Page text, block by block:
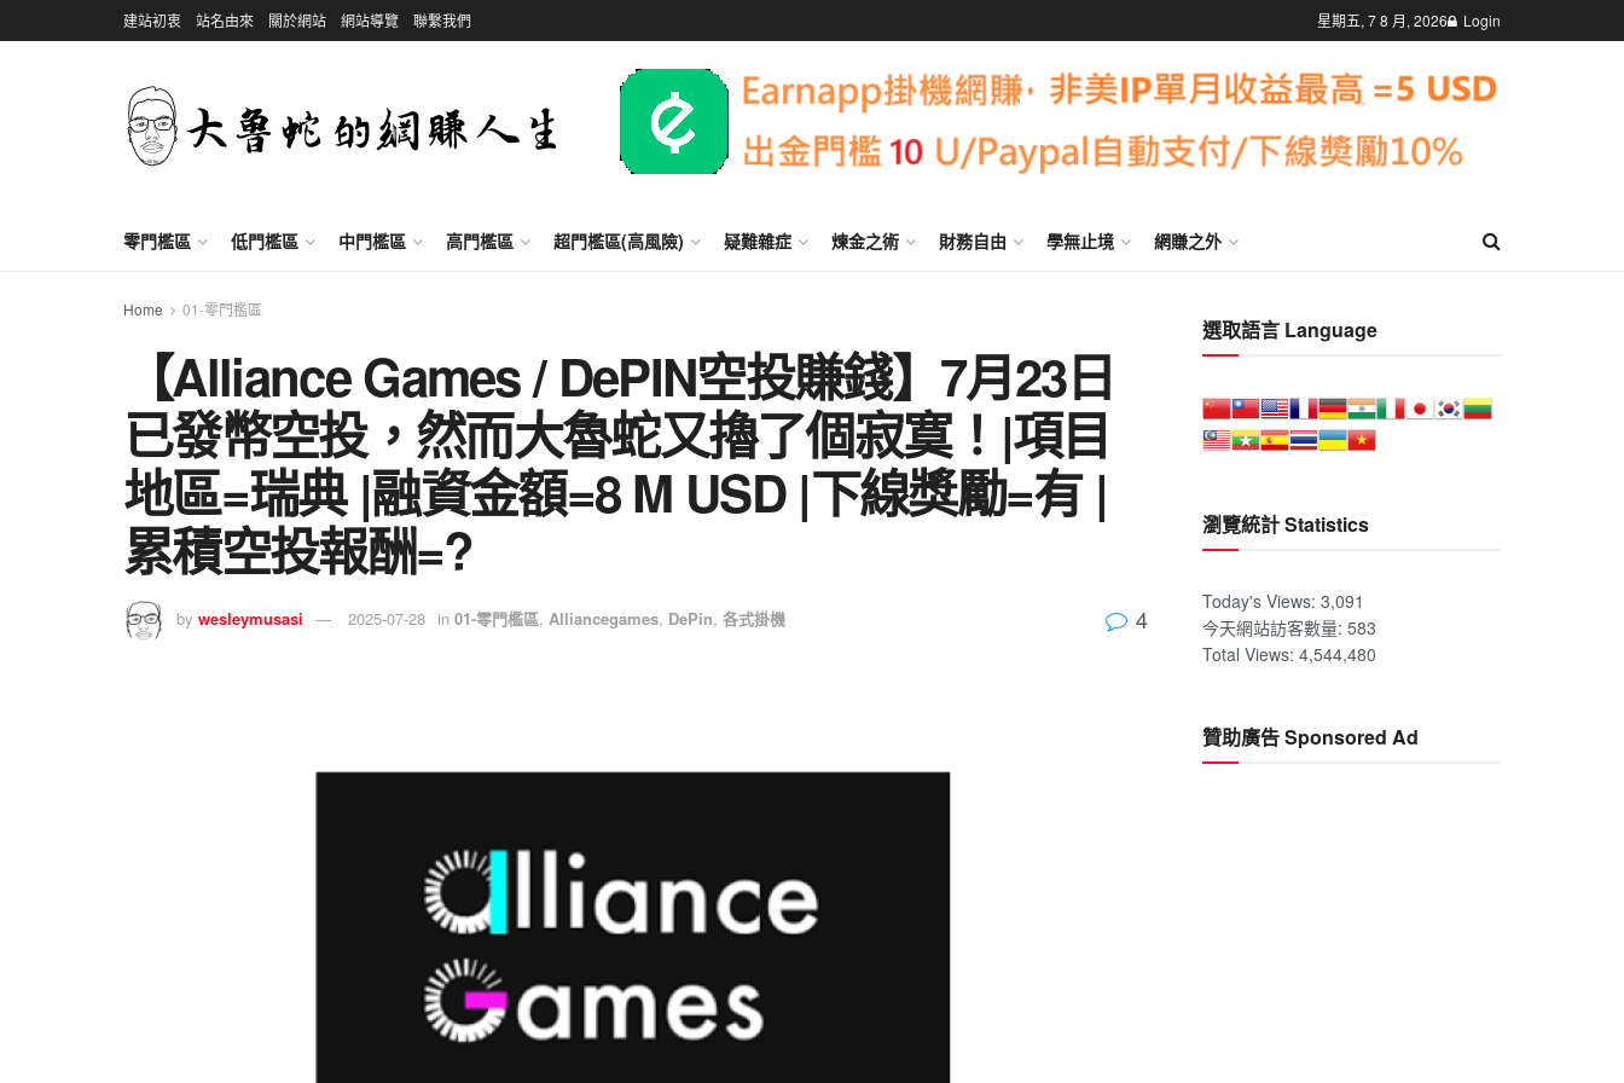
建站初衷 站名由來 關於網站 網站導覽 聯繫我們 星期五, 7 8 月, 2026 Login
零門檻區 低門檻區 中門檻區 高門檻區 超門檻區(高風險) 疑難雜症 煉金之術 財務自由 學無止境 網賺之外
Home 01-零門檻區
【Alliance Games / DePIN空投賺錢】7月23日
已發幣空投，然而大魯蛇又擼了個寂寞！|項目
地區=瑞典 |融資金額=8 M USD |下線獎勵=有 |
累積空投報酬=?
by wesleymusasi 2025-07-28 in 01-零門檻區, Alliancegames, DePin, 各式掛機 4
選取語言 Language
瀏覽統計 Statistics
Today's Views: 3,091
今天網站訪客數量: 583
Total Views: 4,544,480
贊助廣告 Sponsored Ad